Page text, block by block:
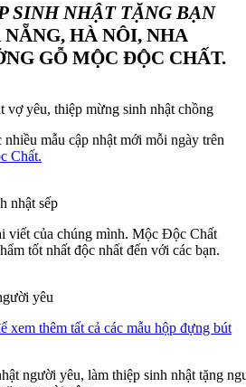
SINH NHẬT TẶNG BẠN
HÀ NÔI, NHA
GỖ MỘC ĐỘC CHẤT.
vợ yêu, thiệp mừng sinh nhật chồng
mẫu cập nhật mới mỗi ngày trên
Chất.
nhật sếp
viết của chúng mình. Mộc Độc Chất
tốt nhất độc nhất đến với các bạn.
yêu
xem thêm tất cả các mẫu hộp đựng bút